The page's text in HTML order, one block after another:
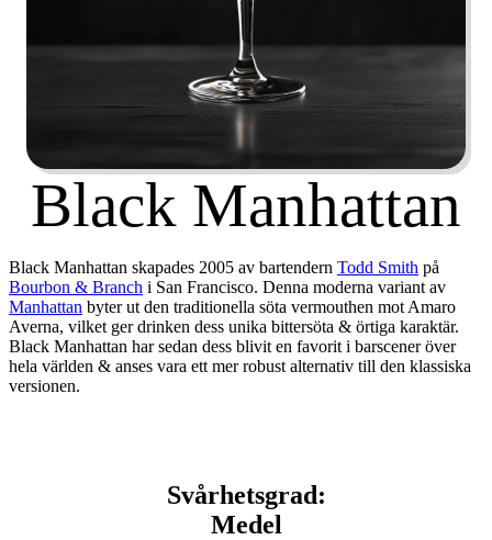
Black Manhattan
Black Manhattan skapades 2005 av bartendern Todd Smith på
Bourbon & Branch i San Francisco. Denna moderna variant av
Manhattan byter ut den traditionella söta vermouthen mot Amaro
Averna, vilket ger drinken dess unika bittersöta & örtiga karaktär.
Black Manhattan har sedan dess blivit en favorit i barscener över
hela världen & anses vara ett mer robust alternativ till den klassiska
versionen.
Svårhetsgrad:
Medel